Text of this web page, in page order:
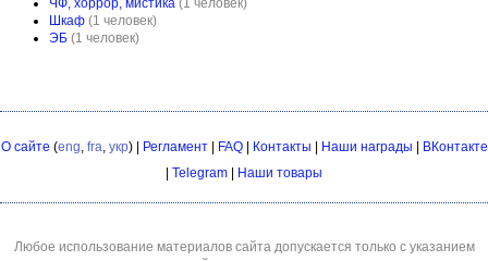
ЧФ, хоррор, мистика (1 человек)
Шкаф (1 человек)
ЭБ (1 человек)
О сайте (eng, fra, укр) | Регламент| FAQ| Контакты Наши награды
ВКонтакте
Telegram Наши товары
Любое использование материалов сайта допускается только с указанием